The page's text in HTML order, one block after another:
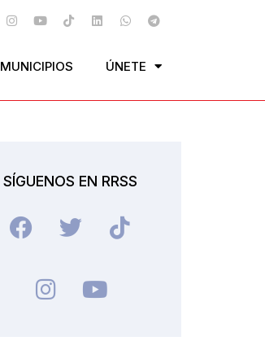
MUNICIPIOS ÚNETE
SÍGUENOS EN RRSS